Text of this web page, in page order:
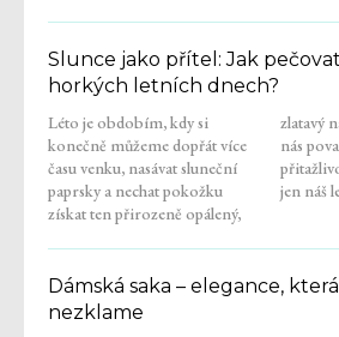
Slunce jako přítel: Jak
horkých letních dnech?
Léto je obdobím, kdy si
konečně můžeme dopřát více
času venku, nasávat sluneční
paprsky a nechat pokožku
získat ten přirozeně opálený,
zlatavý nádech, který většina z
nás považuje za znak zdraví a
přitažlivosti. Slunce ale není
jen náš
Dámská saka – elegance,
nezklame